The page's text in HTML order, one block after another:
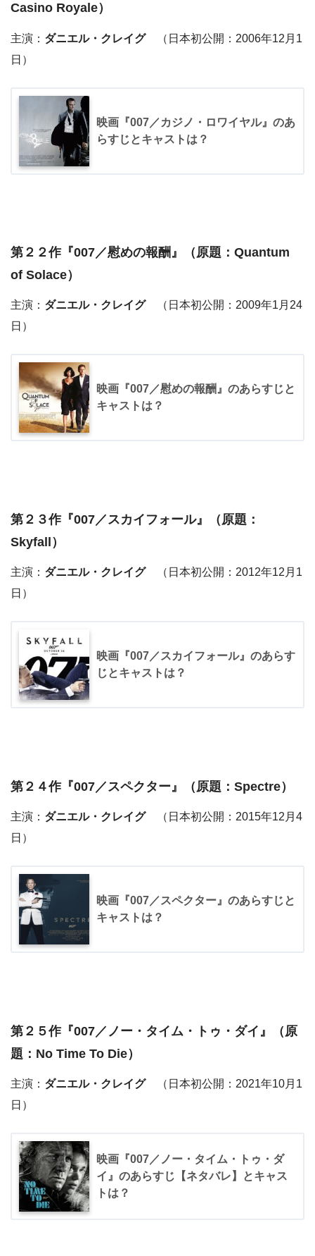
Casino Royale）
主演： ダニエル・クレイグ（日本初公開：2006年12月1
日）
映画『007／カジノ・ロワイヤル』のあ
らすじとキャストは？
第２２作『007／慰めの報酬 』（原題：Quantum
of Solace）
主演： ダニエル・クレイグ（日本初公開：2009年1月24
日）
映画『007／慰めの報酬』のあらすじと
キャストは？
第２３作『007／スカイフォール』（原題：
Skyfall）
主演： ダニエル・クレイグ（日本初公開：2012年12月1
日）
映画『007／スカイフォール』のあらす
じとキャストは？
第２４作『007／スペクター 』（原題：Spectre）
主演： ダニエル・クレイグ（日本初公開：2015年12月4
日）
映画『007／スペクター』のあらすじと
キャストは？
第２５作『007／ノー・タイム・トゥ・ダイ 』（原
題：No Time To Die）
主演： ダニエル・クレイグ（日本初公開：2021年10月1
日）
映画『007／ノー・タイム・トゥ・ダ
イ』のあらすじ【ネタバレ】とキャス
トは？